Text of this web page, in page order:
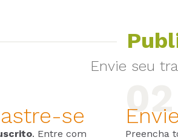
Envie seu
se
. Entre com
Preencha